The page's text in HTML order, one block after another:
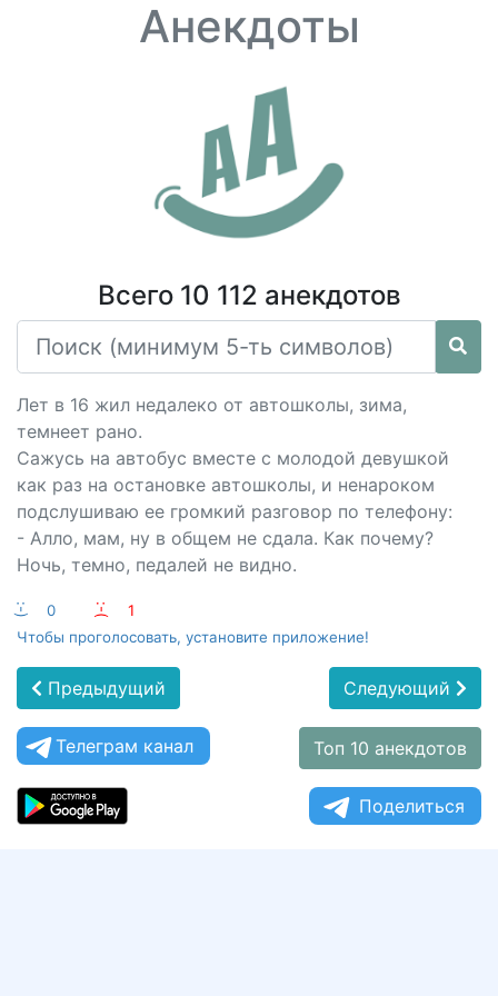
Анекдоты
Всего 10 112 анекдотов
Лет в 16 жил недалеко от автошколы, зима,
темнеет рано.
Сажусь на автобус вместе с молодой девушкой
как раз на остановке автошколы, и ненароком
подслушиваю ее громкий разговор по телефону:
- Алло, мам, ну в общем не сдала. Как почему?
Ночь, темно, педалей не видно.
:-) 0 :-(
1
Чтобы проголосовать, установите приложение!
Предыдущий Следующий
Телеграм канал Топ 10 анекдотов
Поделиться